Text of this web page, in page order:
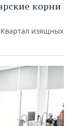
корни
изящных